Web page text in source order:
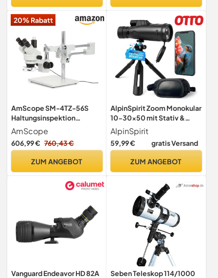
Aufbewahrungstasche
20% Rabatt
AmScope SM-4TZ-56S
Haltungsinspektion
Trinokulares Zoom-
Stereomikroskop mit 56-
LED-Licht, 3.5X-90X, Weiß
AmScope
606,99 € 760,43 €
ZUM ANGEBOT
AlpinSpirit Zoom Monokular
10-30x50 mit Stativ &
Handschlaufe [IPX4,FMC &
BAK4],geeignet für
Erwachsene,HD Weitsicht
wasserabweisend,für
AlpinSpirit
59,99 € gratis Versand
ZUM ANGEBOT
Vanguard Endeavor HD 82A
Seben Teleskop 114/1000